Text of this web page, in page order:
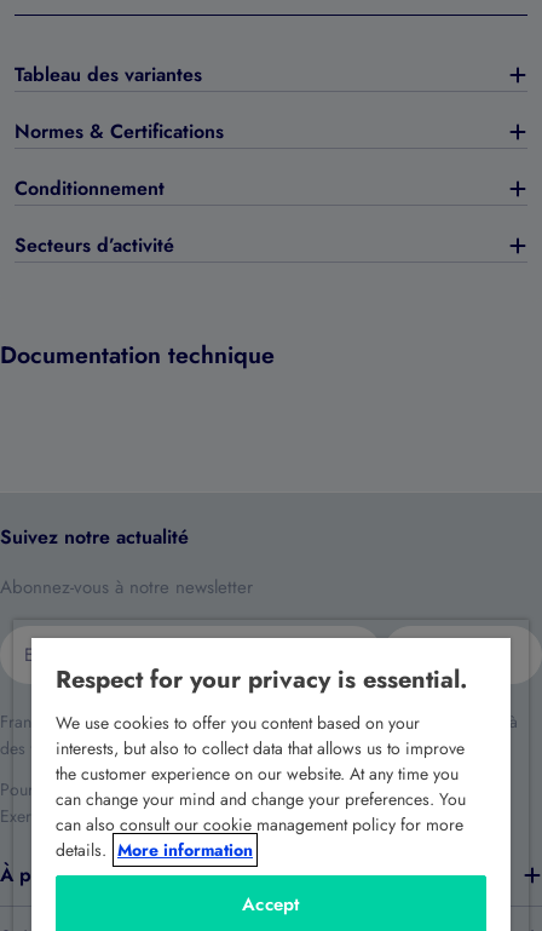
Tableau des variantes
Normes & Certifications
Conditionnement
Secteurs d’activité
Documentation technique
Suivez notre actualité
Abonnez-vous à notre newsletter
mail
France Sécurité traite vos données dans le cadre de la relation client et à
des fins de prospection commerciale.
Pour en savoir plus reportez-vous à notre
politique de confidentialité
Exercez vos droits en écrivant àrgpd@france-securite.fr .
À propos de nous
Respect for your privacy is essential.
We use cookies to offer you content based on your
interests, but also to collect data that allows us to improve
the customer experience on our website. At any time you
can change your mind and change your preferences. You
can also consult our cookie management policy for more
details. More information
Accept